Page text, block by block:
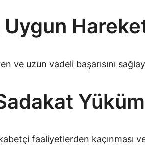
ve uzun vadeli başarısını
faaliyetlerden kaçınması